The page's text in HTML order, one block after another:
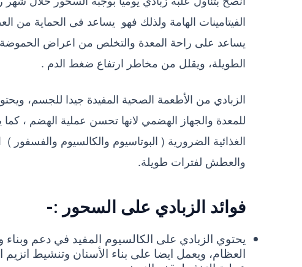
الفيتامينات الهامة ولذلك فهو يساعد فى الحماية من
يساعد على راحة المعدة والتخلص من اعراض
الطويلة، ويقلل من مخاطر ارتفاع ضغط الدم .
الزبادي من الأطعمة الصحية المفيدة جيدا للجسم،
للمعدة والجهاز الهضمي لانها تحسن عملية الهضم ،
الغذائية الضرورية ( البوتاسيوم والكالسيوم
والعطش لفترات طويلة.
فوائد الزبادي على السحور :-
يحتوي الزبادي على الكالسيوم المفيد في دعم
العظام، ويعمل ايضا على بناء الأسنان وتنشيط